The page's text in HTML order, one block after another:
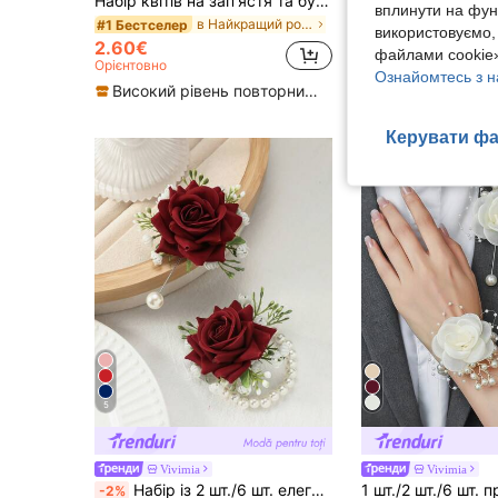
#1 Бестселер в Найкращий розслаблений розкішний стиль Весільні
2.60€
Орієнтовно
Високий рівень повторних покупців
5.24€
5
Vivimia
-2% Набір із 2 шт./6 шт. елегантних бутоньєрок і квіткових браслетів у стилі Mori з трояндою та білою гіпсофілою, преміумклас, для нареченого та нареченої, весільного декору, вечірки, балу та святкових заходів
Vivimia
вплинути на
файлами
Ознайомтесь з
Керувати